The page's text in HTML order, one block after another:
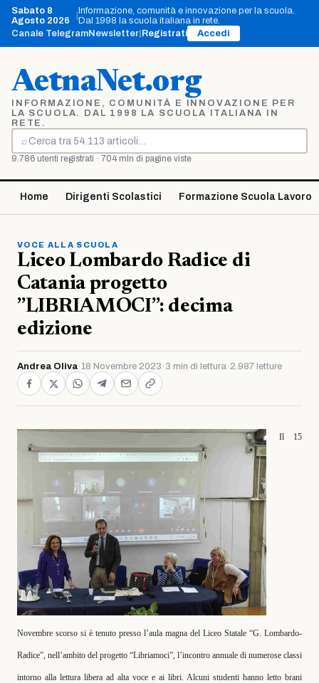
Vai
contenuto
Sabato 8
Agosto 2026
Informazione, comunità e innovazione per la scuola.
Dal 1998 la scuola italiana in rete.
Canale TelegramNewsletter Registrati Accedi
AetnaNet.org
INFORMAZIONE, COMUNITÀ E INNOVAZIONE PER
LA SCUOLA. DAL 1998 LA SCUOLA ITALIANA IN
RETE.
⌕
Cerca
9.786 utenti registrati · 704 mln di pagine viste
Home Dirigenti Scolastici Formazione Scuola Lavoro
VOCE ALLA SCUOLA
Liceo Lombardo Radice di
Catania progetto
”LIBRIAMOCI”: decima
edizione
Andrea Oliva·18 Novembre 2023 · 3 min di lettura· 2.987 letture
Il 15
Novembre scorso si è tenuto presso l’aula magna del Liceo Statale “G. Lombardo-
Radice”, nell’ambito del progetto “Libriamoci”, l’incontro annuale di numerose classi
intorno alla lettura libera ad alta voce e ai libri. Alcuni studenti hanno letto brani